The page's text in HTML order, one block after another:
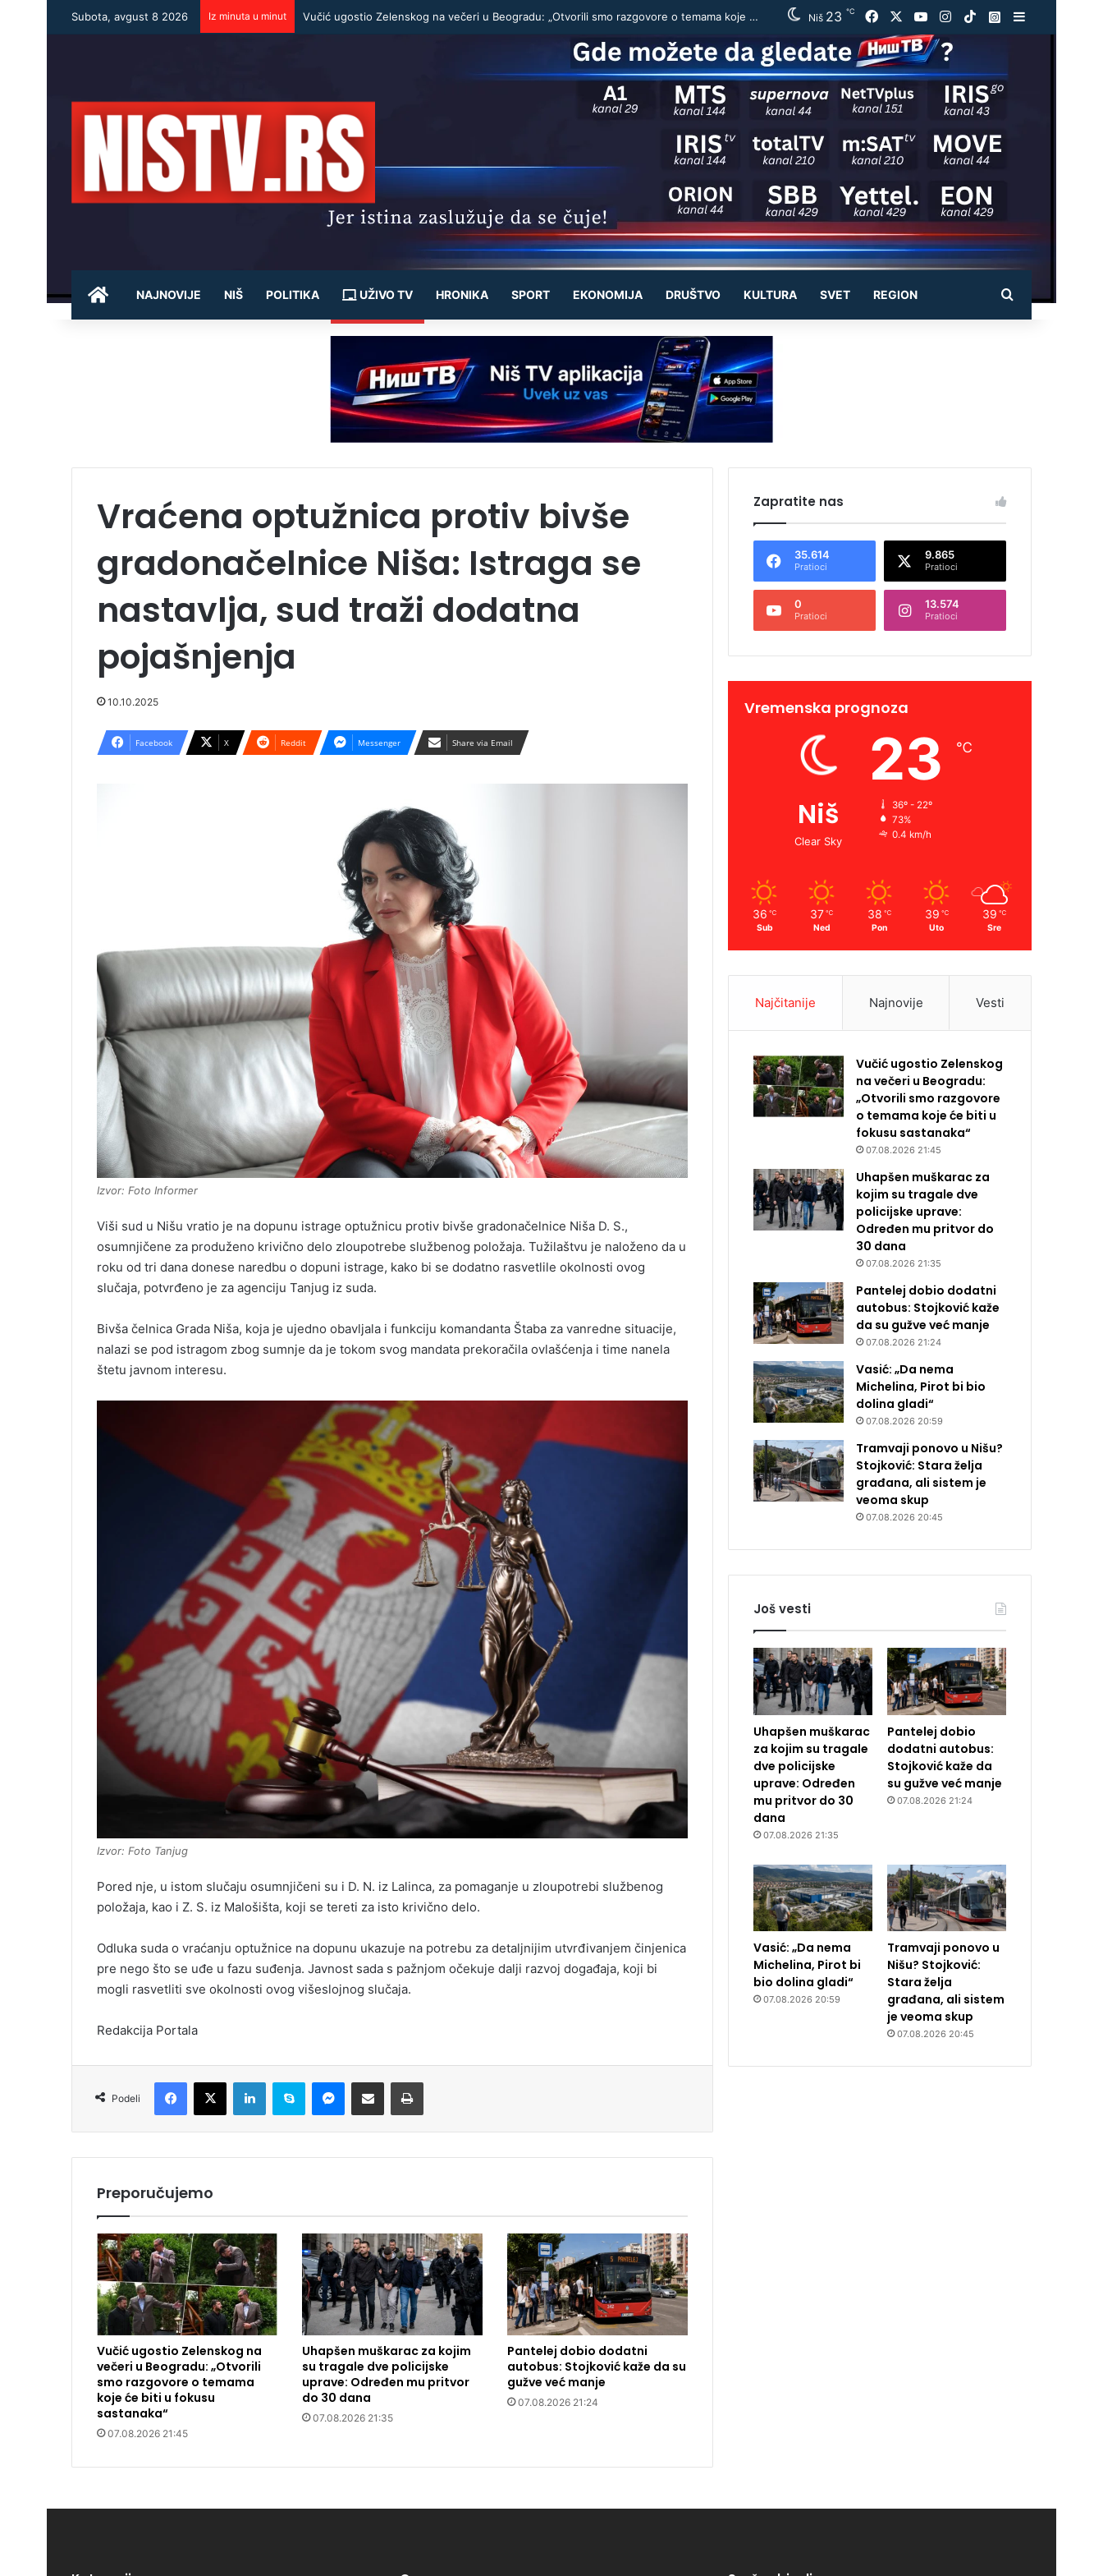
Subota, avgust 8 2026 Iz minuta u minut Vučić ugostio Zelenskog na večeri u Beogradu: „Otvorili smo razgovore o temama koje će biti u fokusu sastanaka“ Niš 23 ℃ Facebook YouTubeInstagram
TikTokInstagram
POČETNA
NAJNOVIJE NIŠ POLITIKA UŽIVO TV HRONIKA SPORT EKONOMIJA DRUŠTVO KULTURA SVET REGION Pretraži
Vraćena optužnica protiv bivše
gradonačelnice Niša: Istraga se
nastavlja, sud traži dodatna
pojašnjenja
10.10.2025
Facebook X Reddit Messenger Share via Email
Izvor: Foto Informer
Viši sud u Nišu vratio je na dopunu istrage optužnicu protiv bivše gradonačelnice Niša D. S.,
osumnjičene za produženo krivično delo zloupotrebe službenog položaja. Tužilaštvu je naloženo da u
roku od tri dana donese naredbu o dopuni istrage, kako bi se dodatno rasvetlile okolnosti ovog
slučaja, potvrđeno je za agenciju Tanjug iz suda.
Bivša čelnica Grada Niša, koja je ujedno obavljala i funkciju komandanta Štaba za vanredne situacije,
nalazi se pod istragom zbog sumnje da je tokom svog mandata prekoračila ovlašćenja i time nanela
štetu javnom interesu.
Izvor: Foto Tanjug
Pored nje, u istom slučaju osumnjičeni su i D. N. iz Lalinca, za pomaganje u zloupotrebi službenog
položaja, kao i Z. S. iz Malošišta, koji se tereti za isto krivično delo.
Odluka suda o vraćanju optužnice na dopunu ukazuje na potrebu za detaljnijim utvrđivanjem činjenica
pre nego što se uđe u fazu suđenja. Javnost sada s pažnjom očekuje dalji razvoj događaja, koji bi
mogli rasvetliti sve okolnosti ovog višeslojnog slučaja.
Redakcija Portala
Podeli
Preporučujemo
Vučić ugostio Zelenskog na
večeri u Beogradu: „Otvorili
smo razgovore o temama
koje će biti u fokusu
sastanaka“
07.08.2026 21:45
Uhapšen muškarac za kojim
su tragale dve policijske
uprave: Određen mu pritvor
do 30 dana
07.08.2026 21:35
Pantelej dobio dodatni
autobus: Stojković kaže da su
gužve već manje
07.08.2026 21:24
Zapratite nas
35.614
Pratioci
9.865
Pratioci
0
Pratioci
13.574
Pratioci
Vremenska prognoza
Niš
Clear Sky
23 ℃
36º - 22º
73%
0.4 km/h
36 ℃
Sub
37 ℃
Ned
38 ℃
Pon
39 ℃
Uto
39 ℃
Sre
Najčitanije Najnovije Vesti
Vučić ugostio Zelenskog
na večeri u Beogradu:
„Otvorili smo razgovore
o temama koje će biti u
fokusu sastanaka“
07.08.2026 21:45
Uhapšen muškarac za
kojim su tragale dve
policijske uprave:
Određen mu pritvor do
30 dana
07.08.2026 21:35
Pantelej dobio dodatni
autobus: Stojković kaže
da su gužve već manje
07.08.2026 21:24
Vasić: „Da nema
Michelina, Pirot bi bio
dolina gladi“
07.08.2026 20:59
Tramvaji ponovo u Nišu?
Stojković: Stara želja
građana, ali sistem je
veoma skup
07.08.2026 20:45
Još vesti
Uhapšen muškarac
za kojim su tragale
dve policijske
uprave: Određen
mu pritvor do 30
dana
07.08.2026 21:35
Pantelej dobio
dodatni autobus:
Stojković kaže da
su gužve već manje
07.08.2026 21:24
Vasić: „Da nema
Michelina, Pirot bi
bio dolina gladi“
07.08.2026 20:59
Tramvaji ponovo u
Nišu? Stojković:
Stara želja
građana, ali sistem
je veoma skup
07.08.2026 20:45